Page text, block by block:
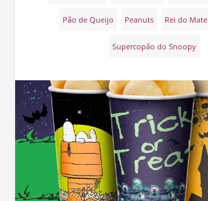
Pão de Queijo Peanuts Rei do Mate
Supercopão do Snoopy